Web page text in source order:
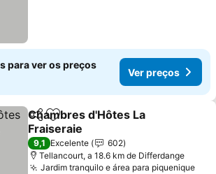
para ver os preços
Ver preços
PartilharAdicionar aos favoritos
Chambres d'Hôtes La
Fraiseraie
Ver preços
9,1 Excelente
602
Tellancourt, a 18.6 km de Differdange
Jardim tranquilo e área para piqueniqueVer